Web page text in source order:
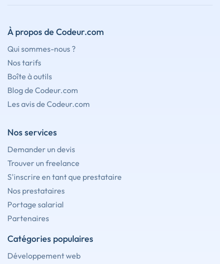
À propos de Codeur.com
Qui sommes-nous ?
Nos tarifs
Boîte à outils
Blog de Codeur.com
Les avis de Codeur.com
Nos services
Demander un devis
Trouver un freelance
S'inscrire en tant que prestataire
Nos prestataires
Portage salarial
Partenaires
Catégories populaires
Développement web